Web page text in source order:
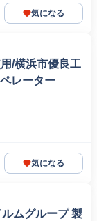
気になる
/横浜市優良工
レーター
気になる
ルムグループ 製